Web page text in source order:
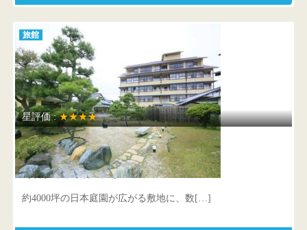
旅館
星評価 :★★★★
皆生風雅
鳥取県 米子市皆生温泉3-16-1
約4000坪の日本庭園が広がる敷地に、数[…]